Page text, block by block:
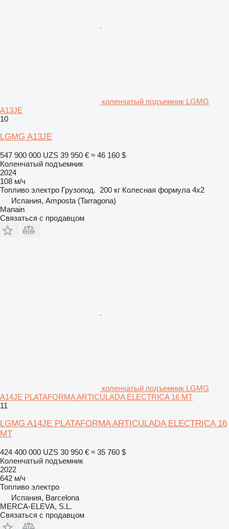
коленчатый подъемник LGMG
A13JE
10
LGMG A13JE
547 900 000 UZS 39 950 € ≈ 46 160 $
Коленчатый подъемник
2024
108 м/ч
Топливо электро Грузопод. 200 кг Колесная формула 4x2
Испания, Amposta (Tarragona)
Manain
Связаться с продавцом
коленчатый подъемник LGMG
A14JE PLATAFORMA ARTICULADA ELECTRICA 16 MT
11
LGMG A14JE PLATAFORMA ARTICULADA ELECTRICA 16
MT
424 400 000 UZS 30 950 € ≈ 35 760 $
Коленчатый подъемник
2022
642 м/ч
Топливо электро
Испания, Barcelona
MERCA-ELEVA, S.L.
Связаться с продавцом